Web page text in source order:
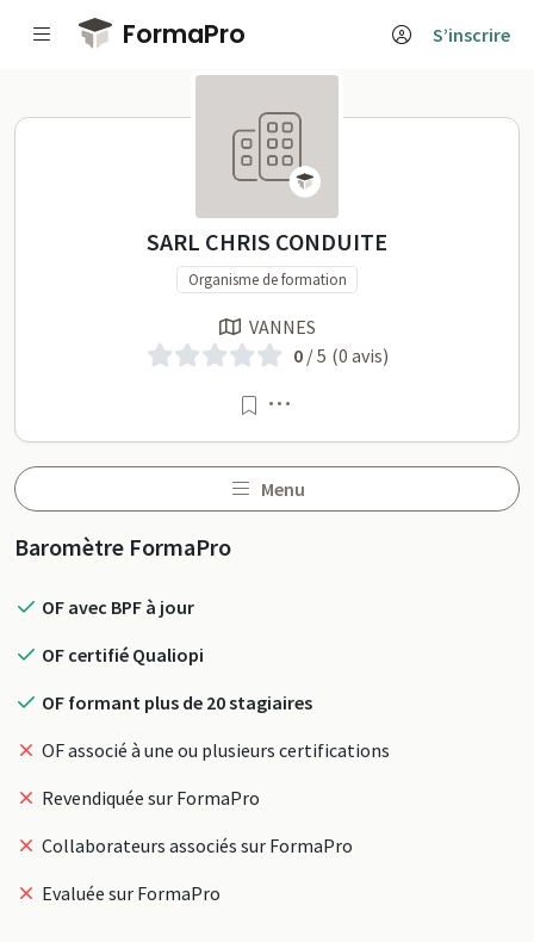
Passer au contenu principal
FormaPro S’inscrire
SARL CHRIS CONDUITE
SARL CHRIS CONDUITE
Organisme de formation
VANNES
0/ 5 (0 avis)
Menu
Profil
Baromètre FormaPro
OF avec BPF à jour
OF certifié Qualiopi
OF formant plus de 20 stagiaires
OF associé à une ou plusieurs certifications
Revendiquée sur FormaPro
Collaborateurs associés sur FormaPro
Evaluée sur FormaPro